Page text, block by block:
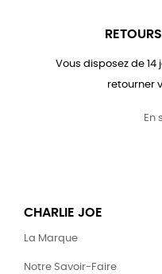
Vous disposez de 14
retourner
En
CHARLIE JOE
La Marque
Notre Savoir-Faire